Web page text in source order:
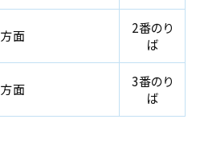
面
2番のり
ば
面
3番のり
ば